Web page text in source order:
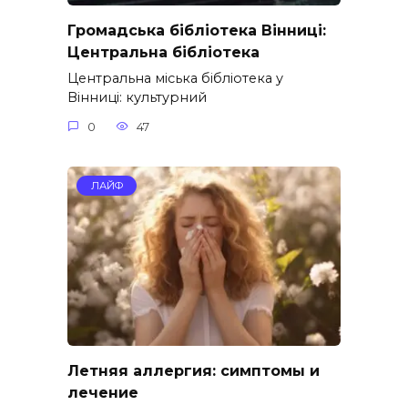
Громадська бібліотека Вінниці:
Центральна бібліотека
Центральна міська бібліотека у
Вінниці: культурний
0 47
ЛАЙФ
Летняя аллергия: симптомы и
лечение